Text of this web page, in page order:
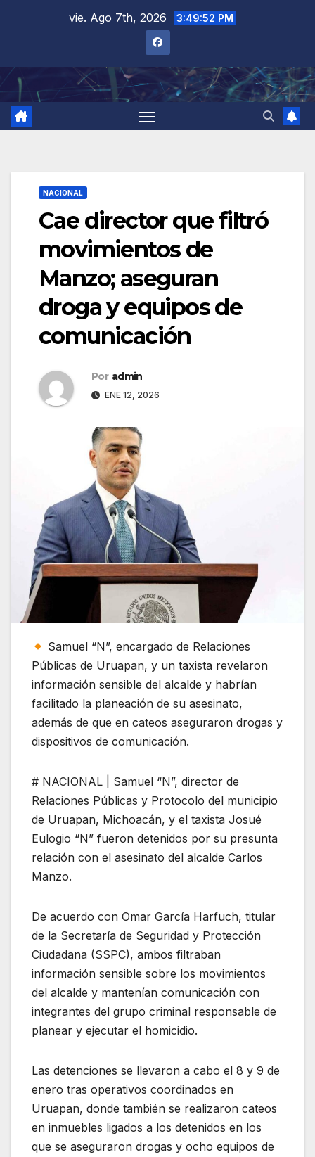
vie. Ago 7th, 2026 3:49:53 PM
NACIONAL
Cae director que filtró
movimientos de
Manzo; aseguran
droga y equipos de
comunicación
Por admin
ENE 12, 2026
Samuel “N”, encargado de Relaciones
Públicas de Uruapan, y un taxista revelaron
información sensible del alcalde y habrían
facilitado la planeación de su asesinato,
además de que en cateos aseguraron drogas y
dispositivos de comunicación.
# NACIONAL | Samuel “N”, director de
Relaciones Públicas y Protocolo del municipio
de Uruapan, Michoacán, y el taxista Josué
Eulogio “N” fueron detenidos por su presunta
relación con el asesinato del alcalde Carlos
Manzo.
De acuerdo con Omar García Harfuch, titular
de la Secretaría de Seguridad y Protección
Ciudadana (SSPC), ambos filtraban
información sensible sobre los movimientos
del alcalde y mantenían comunicación con
integrantes del grupo criminal responsable de
planear y ejecutar el homicidio.
Las detenciones se llevaron a cabo el 8 y 9 de
enero tras operativos coordinados en
Uruapan, donde también se realizaron cateos
en inmuebles ligados a los detenidos en los
que se aseguraron drogas y ocho equipos de